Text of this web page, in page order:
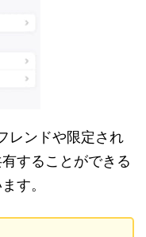
レンドや限定され
することができる
す。